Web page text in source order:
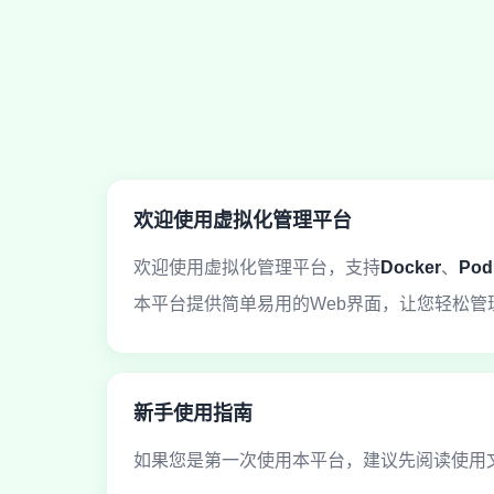
欢迎使用虚拟化管理平台
欢迎使用虚拟化管理平台，支持Docker、
本平台提供简单易用的Web界面，让您轻松管
新手使用指南
如果您是第一次使用本平台，建议先阅读使用